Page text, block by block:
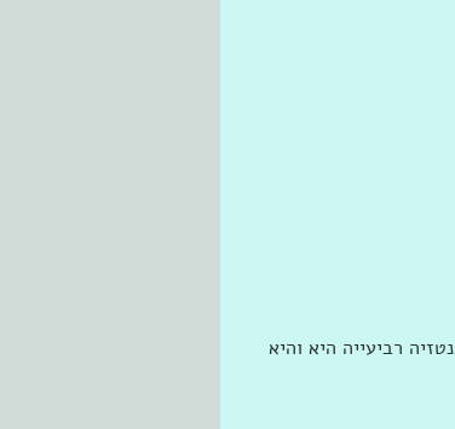
רביעייה היא והיא